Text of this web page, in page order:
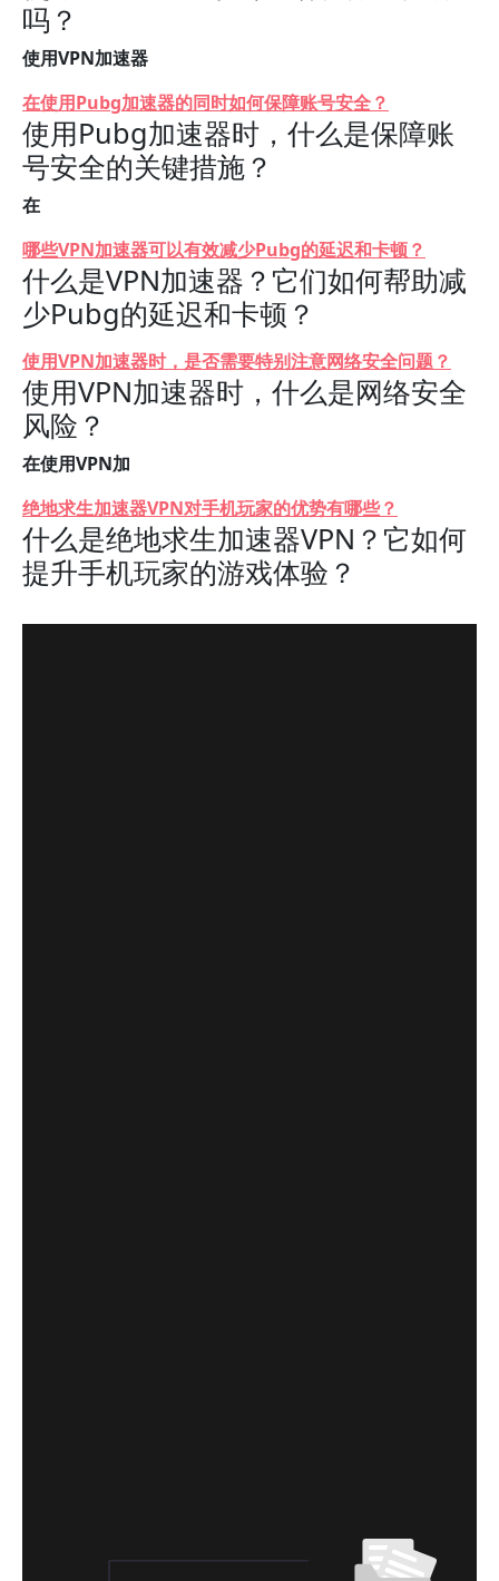
吗？
使用VPN加速器
在使用Pubg加速器的同时如何保障账号安全？
使用Pubg加速器时，什么是保障账
号安全的关键措施？
在
哪些VPN加速器可以有效减少Pubg的延迟和卡顿？
什么是VPN加速器？它们如何帮助减
少Pubg的延迟和卡顿？
使用VPN加速器时，是否需要特别注意网络安全问题？
使用VPN加速器时，什么是网络安全
风险？
在使用VPN加
绝地求生加速器VPN对手机玩家的优势有哪些？
什么是绝地求生加速器VPN？它如何
提升手机玩家的游戏体验？